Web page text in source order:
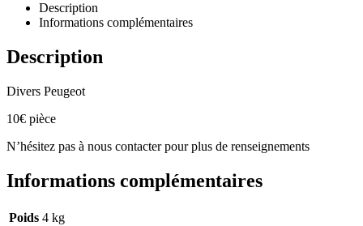
Description
Informations complémentaires
Description
Divers Peugeot
10€ pièce
N’hésitez pas à nous contacter pour plus de renseignements
Informations complémentaires
Poids 4 kg